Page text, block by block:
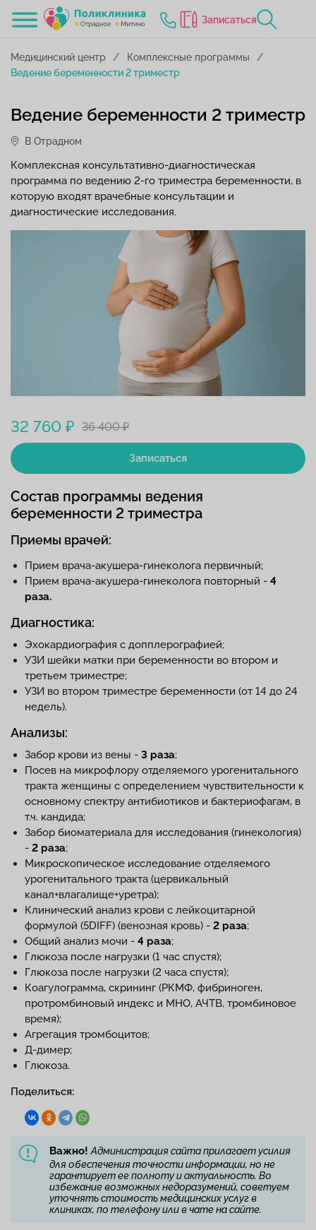
Записаться
Медицинский центр
Комплексные программы
Ведение беременности 2 триместр
Ведение беременности 2 триместр
В Отрадном
Комплексная консультативно-диагностическая
программа по ведению 2-го триместра беременности, в
которую входят врачебные консультации и
диагностические исследования.
32 760 ₽ 36 400 ₽
Записаться
Состав программы ведения
беременности 2 триместра
Приемы врачей:
Прием врача-акушера-гинеколога первичный;
Прием врача-акушера-гинеколога повторный - 4
раза.
Диагностика:
Эхокардиография с допплерографией;
УЗИ шейки матки при беременности во втором и
третьем триместре;
УЗИ во втором триместре беременности (от 14 до 24
недель).
Анализы:
Забор крови из вены - 3 раза;
Посев на микрофлору отделяемого урогенитального
тракта женщины с определением чувствительности к
основному спектру антибиотиков и бактериофагам, в
т.ч. кандида;
Забор биоматериала для исследования (гинекология)
- 2 раза;
Микроскопическое исследование отделяемого
урогенитального тракта (цервикальный
канал+влагалище+уретра);
Клинический анализ крови с лейкоцитарной
формулой (5DIFF) (венозная кровь) - 2 раза;
Общий анализ мочи - 4 раза;
Глюкоза после нагрузки (1 час спустя);
Глюкоза после нагрузки (2 часа спустя);
Коагулограмма, скрининг (РКМФ, фибриноген,
протромбиновый индекс и МНО, АЧТВ, тромбиновое
время);
Агрегация тромбоцитов;
Д-димер;
Глюкоза.
Поделиться:
Важно! Администрация сайта прилагает усилия
для обеспечения точности информации, но не
гарантирует ее полноту и актуальность. Во
избежание возможных недоразумений, советуем
уточнять стоимость медицинских услуг в
клиниках, по телефону или в чате на сайте.